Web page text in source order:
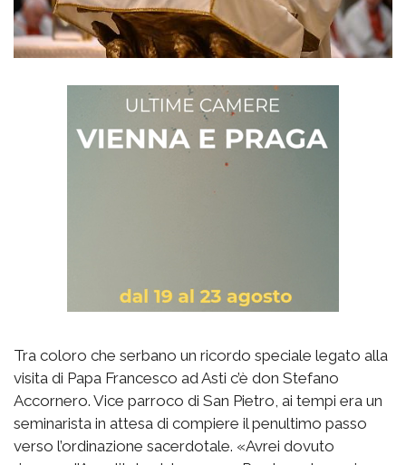
Tra coloro che serbano un ricordo speciale legato alla
visita di Papa Francesco ad Asti c’è don Stefano
Accornero. Vice parroco di San Pietro, ai tempi era un
seminarista in attesa di compiere il penultimo passo
verso l’ordinazione sacerdotale. «Avrei dovuto